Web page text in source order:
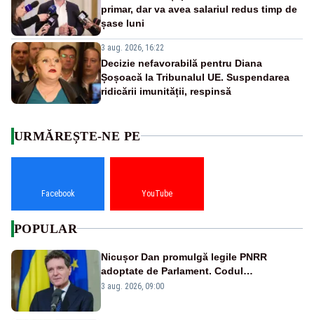
primar, dar va avea salariul redus timp de
șase luni
3 aug. 2026, 16:22
Decizie nefavorabilă pentru Diana
Șoșoacă la Tribunalul UE. Suspendarea
ridicării imunității, respinsă
URMĂREȘTE-NE PE
Facebook YouTube
POPULAR
Nicușor Dan promulgă legile PNRR
adoptate de Parlament. Codul
urbanismului, printre actele normative
3 aug. 2026, 09:00